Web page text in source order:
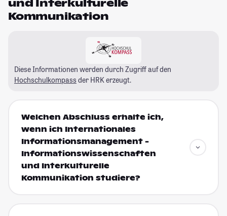
und Interkulturelle
Kommunikation
Diese Informationen werden durch Zugriff auf den
Hochschulkompass der HRK erzeugt.
Welchen Abschluss erhalte ich,
wenn ich Internationales
Informationsmanagement -
Informationswissenschaften
und Interkulturelle
Kommunikation studiere?